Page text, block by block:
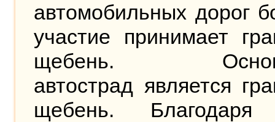
автомобильных дорог
участие принимает
щебень.
автострад является
щебень. Благодаря